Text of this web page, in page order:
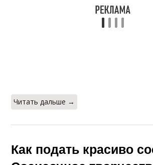
Спагетти с сосисками
Читать дальше →
Как подать красиво